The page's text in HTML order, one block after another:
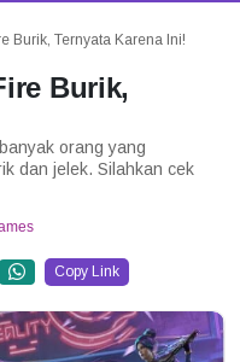
Burik, Ternyata Karena Ini!
Burik,
orang yang
dan jelek. Silahkan cek
Copy Link